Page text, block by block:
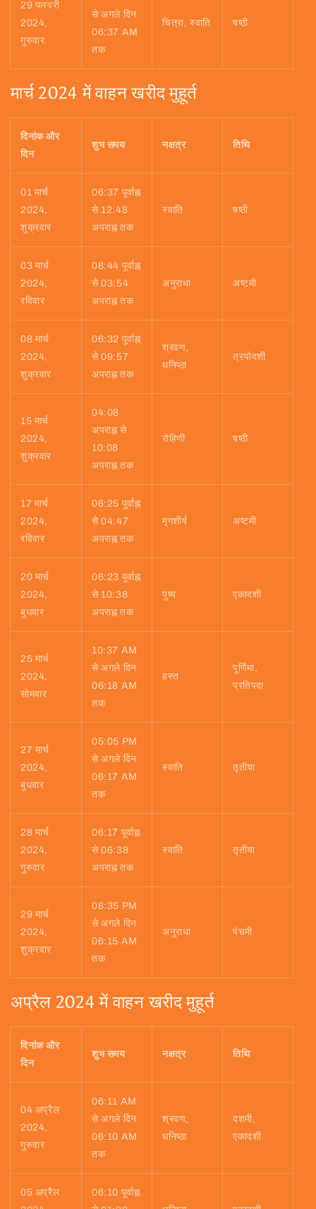
29 फरवरी
2024,
गुरुवार
से अगले दिन
06:37 AM
तक
चित्रा, स्वाति षष्ठी
मार्च 2024 में वाहन खरीद मुहूर्त
दिनांक और
दिन
शुभ समय नक्षत्र तिथि
01 मार्च
2024,
शुक्रवार
06:37 पूर्वाह्न
से 12:48
अपराह्न तक
स्वाति षष्ठी
03 मार्च
2024,
रविवार
08:44 पूर्वाह्न
से 03:54
अपराह्न तक
अनुराधा अष्टमी
08 मार्च
2024,
शुक्रवार
06:32 पूर्वाह्न
से 09:57
अपराह्न तक
श्रवण,
धनिष्ठा
त्रयोदशी
15 मार्च
2024,
शुक्रवार
04:08
अपराह्न से
10:08
अपराह्न तक
रोहिणी षष्ठी
17 मार्च
2024,
रविवार
06:25 पूर्वाह्न
से 04:47
अपराह्न तक
मृगशीर्ष अष्टमी
20 मार्च
2024,
बुधवार
06:23 पूर्वाह्न
से 10:38
अपराह्न तक
पुष्य एकादशी
25 मार्च
2024,
सोमवार
10:37 AM
से अगले दिन
06:18 AM
तक
हस्त
पूर्णिमा,
प्रतिपदा
27 मार्च
2024,
बुधवार
05:05 PM
से अगले दिन
06:17 AM
तक
स्वाति तृतीया
28 मार्च
2024,
गुरुवार
06:17 पूर्वाह्न
से 06:38
अपराह्न तक
स्वाति तृतीया
29 मार्च
2024,
शुक्रवार
08:35 PM
से अगले दिन
06:15 AM
तक
अनुराधा पंचमी
अप्रैल 2024 में वाहन खरीद मुहूर्त
दिनांक और
दिन
शुभ समय नक्षत्र तिथि
04 अप्रैल
2024,
गुरुवार
06:11 AM
से अगले दिन
06:10 AM
तक
श्रवण,
धनिष्ठा
दशमी,
एकादशी
05 अप्रैल
06:10 पूर्वाह्न